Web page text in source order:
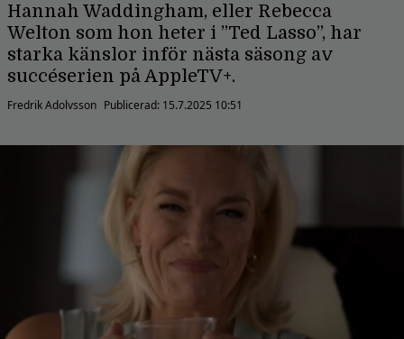
Hannah Waddingham, eller Rebecca
Welton som hon heter i ”Ted Lasso”, har
starka känslor inför nästa säsong av
succéserien på AppleTV+.
Fredrik Adolvsson Publicerad: 15.7.2025 10:51